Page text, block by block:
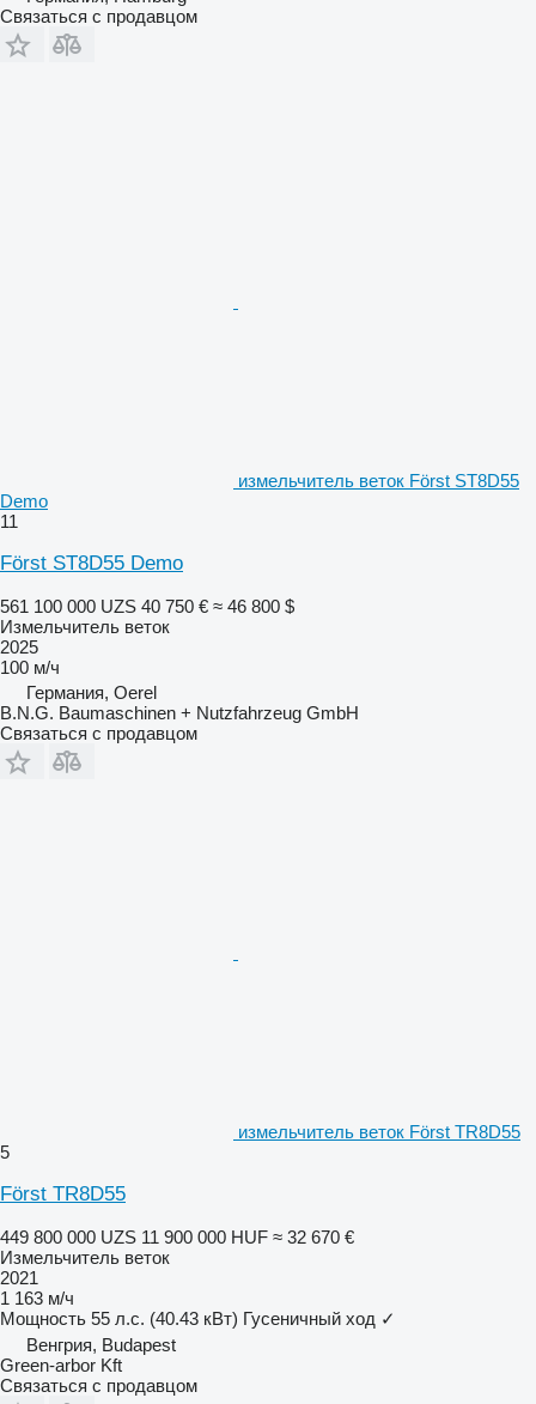
Связаться с продавцом
измельчитель веток Först ST8D55
Demo
11
Först ST8D55 Demo
561 100 000 UZS 40 750 € ≈ 46 800 $
Измельчитель веток
2025
100 м/ч
Германия, Oerel
B.N.G. Baumaschinen + Nutzfahrzeug GmbH
Связаться с продавцом
измельчитель веток Först TR8D55
5
Först TR8D55
449 800 000 UZS 11 900 000 HUF ≈ 32 670 €
Измельчитель веток
2021
1 163 м/ч
Мощность 55 л.с. (40.43 кВт) Гусеничный ход ✓
Венгрия, Budapest
Green-arbor Kft
Связаться с продавцом